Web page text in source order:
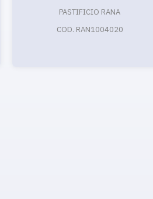
PASTIFICIO RANA
COD. RAN1004020